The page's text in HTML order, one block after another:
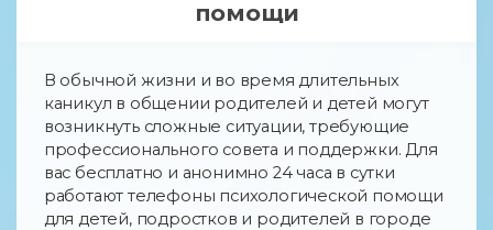
помощи
В обычной жизни и во время длительных
каникул в общении родителей и детей могут
возникнуть сложные ситуации, требующие
профессионального совета и поддержки. Для
вас бесплатно и анонимно 24 часа в сутки
работают телефоны психологической помощи
для детей, подростков и родителей в городе